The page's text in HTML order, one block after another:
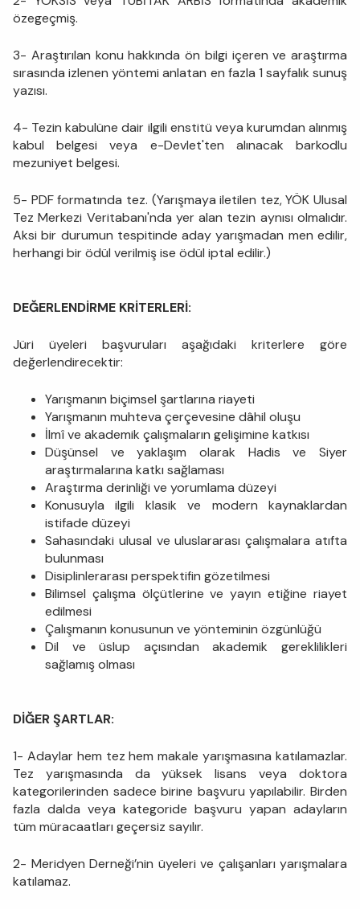
özegeçmiş.
3- Araştırılan konu hakkında ön bilgi içeren ve araştırma
sırasında izlenen yöntemi anlatan en fazla 1 sayfalık sunuş
yazısı.
4- Tezin kabulüne dair ilgili enstitü veya kurumdan alınmış
kabul belgesi veya e-Devlet'ten alınacak barkodlu
mezuniyet belgesi.
5- PDF formatında tez. (Yarışmaya iletilen tez, YÖK Ulusal
Tez Merkezi Veritabanı'nda yer alan tezin aynısı olmalıdır.
Aksi bir durumun tespitinde aday yarışmadan men edilir,
herhangi bir ödül verilmiş ise ödül iptal edilir.)
DEĞERLENDİRME KRİTERLERİ:
Jüri üyeleri başvuruları aşağıdaki kriterlere göre
değerlendirecektir:
Yarışmanın biçimsel şartlarına riayeti
Yarışmanın muhteva çerçevesine dâhil oluşu
İlmî ve akademik çalışmaların gelişimine katkısı
Düşünsel ve yaklaşım olarak Hadis ve Siyer
araştırmalarına katkı sağlaması
Araştırma derinliği ve yorumlama düzeyi
Konusuyla ilgili klasik ve modern kaynaklardan
istifade düzeyi
Sahasındaki ulusal ve uluslararası çalışmalara atıfta
bulunması
Disiplinlerarası perspektifin gözetilmesi
Bilimsel çalışma ölçütlerine ve yayın etiğine riayet
edilmesi
Çalışmanın konusunun ve yönteminin özgünlüğü
Dil ve üslup açısından akademik gereklilikleri
sağlamış olması
DİĞER ŞARTLAR:
1- Adaylar hem tez hem makale yarışmasına katılamazlar.
Tez yarışmasında da yüksek lisans veya doktora
kategorilerinden sadece birine başvuru yapılabilir. Birden
fazla dalda veya kategoride başvuru yapan adayların
tüm müracaatları geçersiz sayılır.
2- Meridyen Derneği’nin üyeleri ve çalışanları yarışmalara
katılamaz.